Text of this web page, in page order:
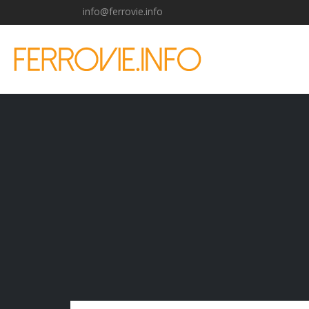
info@ferrovie.info